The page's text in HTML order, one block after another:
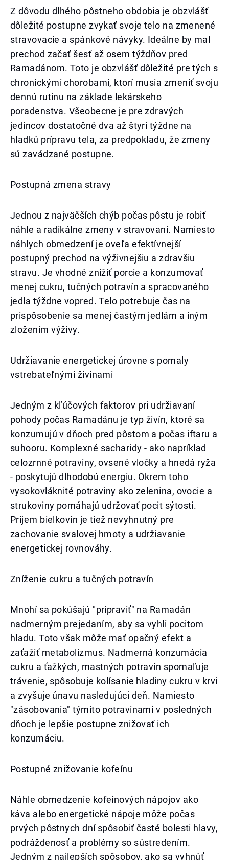
Z dôvodu dlhého pôstneho obdobia je obzvlášť
dôležité postupne zvykať svoje telo na zmenené
stravovacie a spánkové návyky. Ideálne by mal
prechod začať šesť až osem týždňov pred
Ramadánom. Toto je obzvlášť dôležité pre tých s
chronickými chorobami, ktorí musia zmeniť svoju
dennú rutinu na základe lekárskeho
poradenstva. Všeobecne je pre zdravých
jedincov dostatočné dva až štyri týždne na
hladkú prípravu tela, za predpokladu, že zmeny
sú zavádzané postupne.
Postupná zmena stravy
Jednou z najväčších chýb počas pôstu je robiť
náhle a radikálne zmeny v stravovaní. Namiesto
náhlych obmedzení je oveľa efektívnejší
postupný prechod na výživnejšiu a zdravšiu
stravu. Je vhodné znížiť porcie a konzumovať
menej cukru, tučných potravín a spracovaného
jedla týždne vopred. Telo potrebuje čas na
prispôsobenie sa menej častým jedlám a iným
zložením výživy.
Udržiavanie energetickej úrovne s pomaly
vstrebateľnými živinami
Jedným z kľúčových faktorov pri udržiavaní
pohody počas Ramadánu je typ živín, ktoré sa
konzumujú v dňoch pred pôstom a počas iftaru a
suhooru. Komplexné sacharidy - ako napríklad
celozrnné potraviny, ovsené vločky a hnedá ryža
- poskytujú dlhodobú energiu. Okrem toho
vysokovláknité potraviny ako zelenina, ovocie a
strukoviny pomáhajú udržovať pocit sýtosti.
Príjem bielkovín je tiež nevyhnutný pre
zachovanie svalovej hmoty a udržiavanie
energetickej rovnováhy.
Zníženie cukru a tučných potravín
Mnohí sa pokúšajú "pripraviť" na Ramadán
nadmerným prejedaním, aby sa vyhli pocitom
hladu. Toto však môže mať opačný efekt a
zaťažiť metabolizmus. Nadmerná konzumácia
cukru a ťažkých, mastných potravín spomaľuje
trávenie, spôsobuje kolísanie hladiny cukru v krvi
a zvyšuje únavu nasledujúci deň. Namiesto
"zásobovania" týmito potravinami v posledných
dňoch je lepšie postupne znižovať ich
konzumáciu.
Postupné znižovanie kofeínu
Náhle obmedzenie kofeínových nápojov ako
káva alebo energetické nápoje môže počas
prvých pôstnych dní spôsobiť časté bolesti hlavy,
podráždenosť a problémy so sústredením.
Jedným z najlepších spôsobov, ako sa vyhnúť